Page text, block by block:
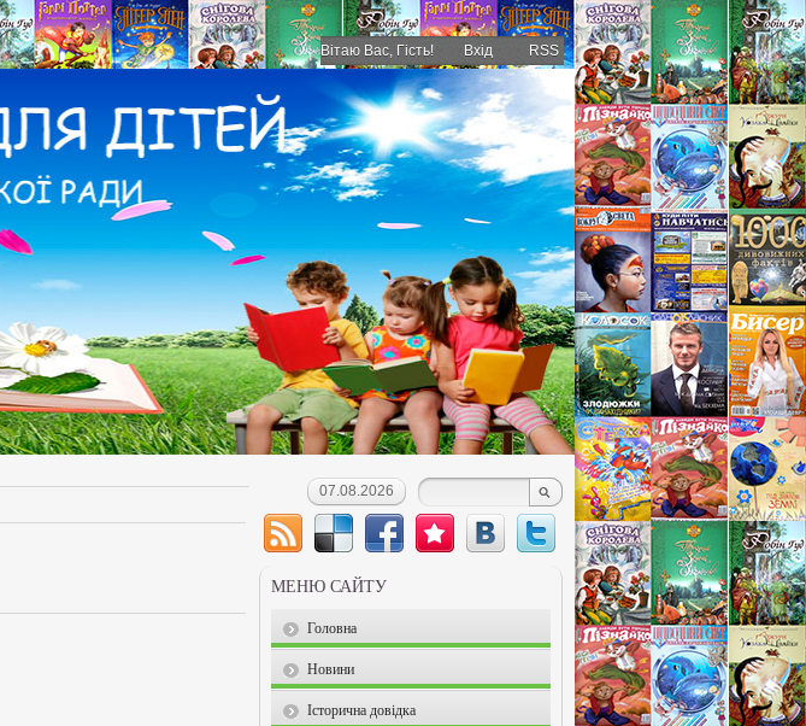
Вітаю Вас, Гість! Вхід RSS
07.08.2026
МЕНЮ САЙТУ
Головна
Новини
Історична довідка